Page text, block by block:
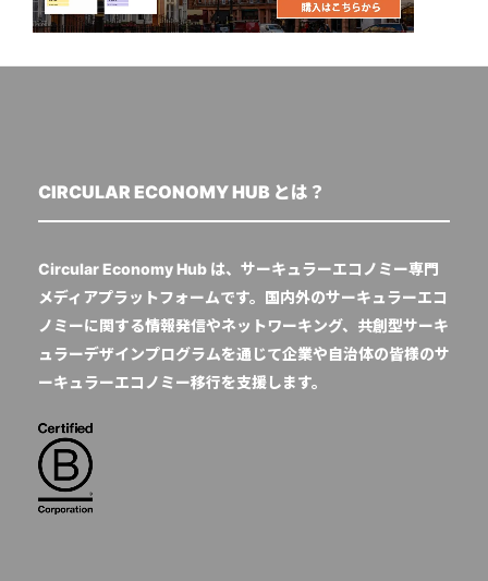
CIRCULAR ECONOMY HUB とは？
Circular Economy Hub は、サーキュラーエコノミー専門
メディアプラットフォームです。国内外のサーキュラーエコ
ノミーに関する情報発信やネットワーキング、共創型サーキ
ュラーデザインプログラムを通じて企業や自治体の皆様のサ
ーキュラーエコノミー移行を支援します。